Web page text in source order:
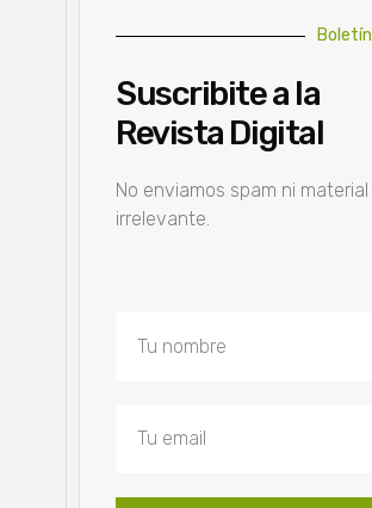
Boletín
Suscribite a la
Revista Digital
No enviamos spam ni material
irrelevante.